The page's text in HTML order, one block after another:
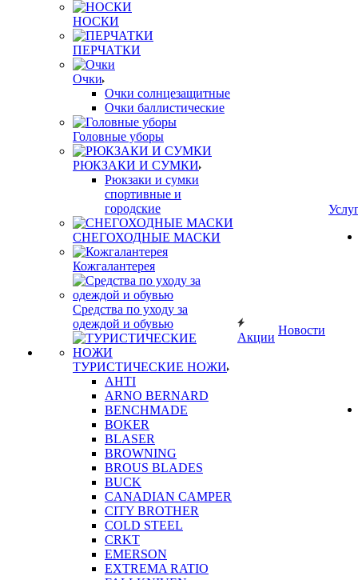
НОСКИ
ПЕРЧАТКИ
Очки
Очки солнцезащитные
Очки баллистические
Головные уборы
РЮКЗАКИ И СУМКИ
Рюкзаки и сумки
спортивные и
городские
СНЕГОХОДНЫЕ МАСКИ
Кожгалантерея
Средства по уходу за
одеждой и обувью
ТУРИСТИЧЕСКИЕ НОЖИ
AHTI
ARNO BERNARD
BENCHMADE
BOKER
BLASER
BROWNING
BROUS BLADES
BUCK
CANADIAN CAMPER
CITY BROTHER
COLD STEEL
CRKT
EMERSON
EXTREMA RATIO
Акции
Новости